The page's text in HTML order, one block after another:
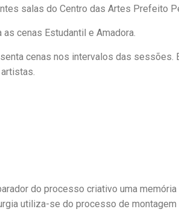
salas do Centro das Artes Prefeito
cenas Estudantil e Amadora.
cenas nos intervalos das
do processo criativo uma
utiliza-se do processo de